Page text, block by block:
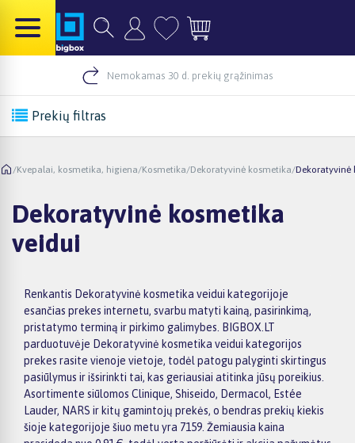
Nemokamas 30 d. prekių grąžinimas
Prekių filtras
/Kvepalai, kosmetika, higiena/Kosmetika/Dekoratyvinė kosmetika/Dekoratyvinė
Dekoratyvinė kosmetika
veidui
Renkantis Dekoratyvinė kosmetika veidui kategorijoje
esančias prekes internetu, svarbu matyti kainą, pasirinkimą,
pristatymo terminą ir pirkimo galimybes. BIGBOX.LT
parduotuvėje Dekoratyvinė kosmetika veidui kategorijos
prekes rasite vienoje vietoje, todėl patogu palyginti skirtingus
pasiūlymus ir išsirinkti tai, kas geriausiai atitinka jūsų poreikius.
Asortimente siūlomos Clinique, Shiseido, Dermacol, Estée
Lauder, NARS ir kitų gamintojų prekės, o bendras prekių kiekis
šioje kategorijoje šiuo metu yra 7159. Žemiausia kaina